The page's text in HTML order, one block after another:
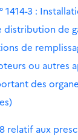
1414-3 :
distribution de
de
ou autres
des
relatif aux